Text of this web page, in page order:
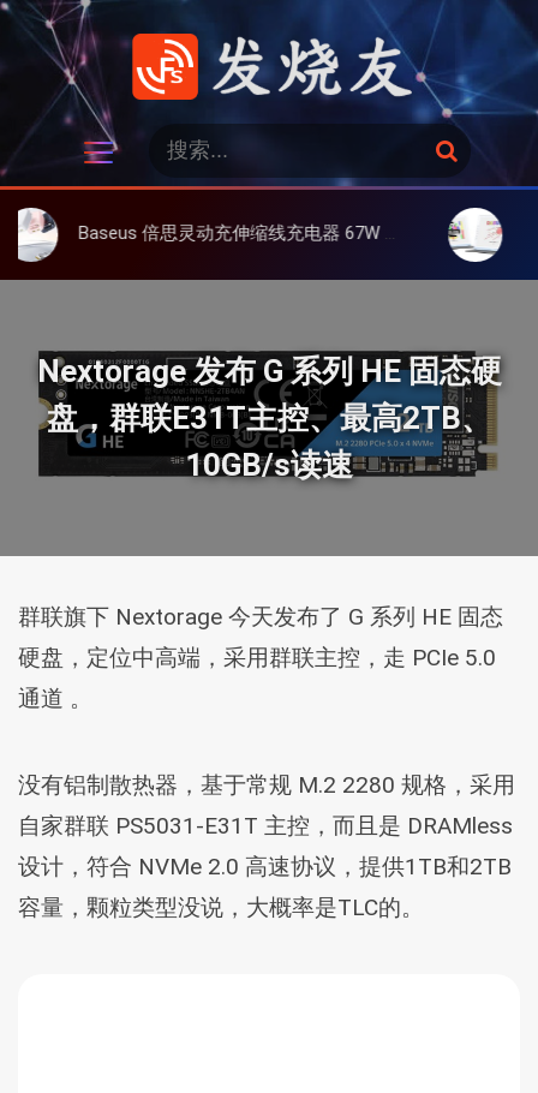
跳
发烧友
：
搜
索
Baseus 倍思灵动充伸缩线充电器 67W 3C，超耐用可伸缩线、氮化镓、3C多设备同时充 大上 Paperlike
Nextorage 发布 G 系列 HE 固态硬
盘，群联E31T主控、最高2TB、
10GB/s读速
群联旗下 Nextorage 今天发布了 G 系列 HE 固态
硬盘，定位中高端，采用群联主控，走 PCIe 5.0
通道 。
没有铝制散热器，基于常规 M.2 2280 规格，采用
自家群联 PS5031-E31T 主控，而且是 DRAMless
设计，符合 NVMe 2.0 高速协议，提供1TB和2TB
容量，颗粒类型没说，大概率是TLC的。